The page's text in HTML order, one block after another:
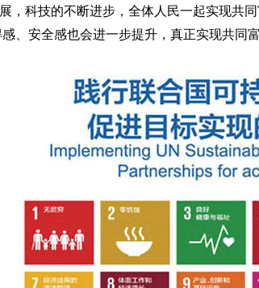
，科技的不断进步，全体人民一起实现共
、安全感也会进一步提升，真正实现共同